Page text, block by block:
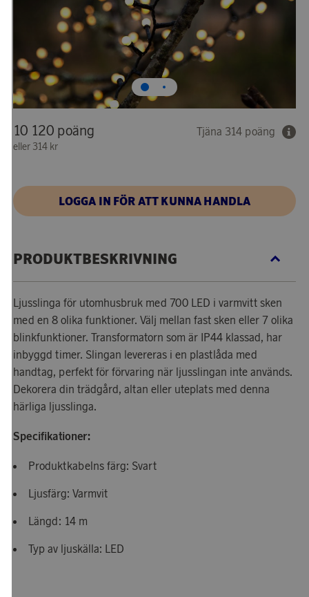
10 120 poäng
eller 314 kr
Tjäna 314 poäng
LOGGA IN FÖR ATT KUNNA HANDLA
PRODUKTBESKRIVNING
Ljusslinga för utomhusbruk med 700 LED i varmvitt sken
med en 8 olika funktioner. Välj mellan fast sken eller 7 olika
blinkfunktioner. Transformatorn som är IP44 klassad, har
inbyggd timer. Slingan levereras i en plastlåda med
handtag, perfekt för förvaring när ljusslingan inte används.
Dekorera din trädgård, altan eller uteplats med denna
härliga ljusslinga.
Specifikationer:
Produktkabelns färg: Svart
Ljusfärg: Varmvit
Längd: 14 m
Typ av ljuskälla: LED